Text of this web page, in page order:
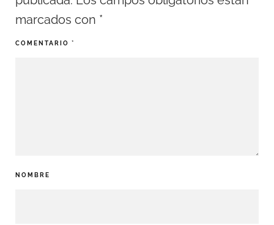
marcados con *
COMENTARIO *
NOMBRE